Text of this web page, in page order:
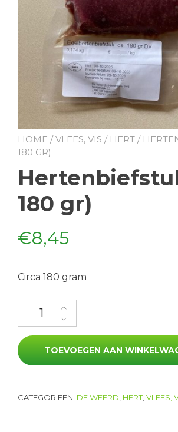
HOME /VLEES, VIS / HERT /
180 GR)
180 gr)
€8,45
Circa 180 gram
Hertenbiefstuk (1 x 180 gr) aantal
TOEVOEGEN AAN
CATEGORIEËN: DE WEERD HERT, VLEES,